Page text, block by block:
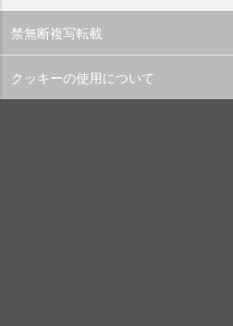
禁無断複写転載
クッキーの使用について